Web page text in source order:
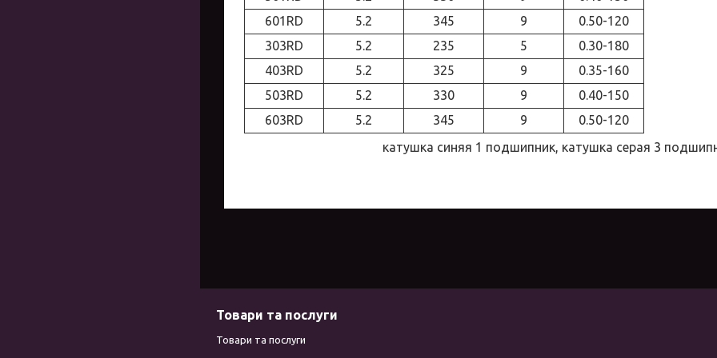
601RD
5.2 345 9
0.50-120
303RD
5.2 235 5
0.30-180
403RD
5.2 325 9
0.35-160
503RD
5.2 330 9
0.40-150
603RD
5.2 345 9
0.50-120
катушка синяя 1 подшипник, катушка серая 3
Товари та послуги
Товари та послуги